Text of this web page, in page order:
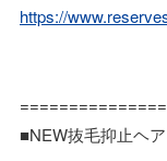
https://
■NEW抜毛抑止ヘ